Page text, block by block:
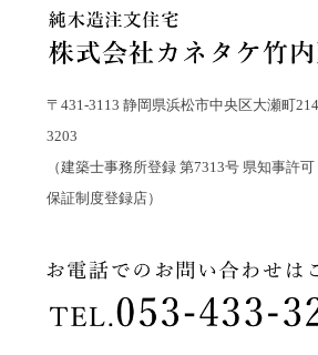
〒431-3113 静岡県浜松市中央区大瀬町
3203
（建築士事務所登録 第7313号 県知事許
保証制度登録店）